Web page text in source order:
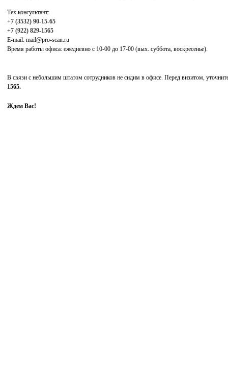
Тех.консультант:
+7 (3532) 90-15-65
+7 (922) 829-1565
E-mail: mail@pro-scan.ru
Время работы офиса: ежедневно с 10-00 до 17-00 (вых. суббота, воскресенье).
В связи с небольшим штатом сотрудников не сидим в офисе. Перед визитом,
1565.
Ждем Вас!